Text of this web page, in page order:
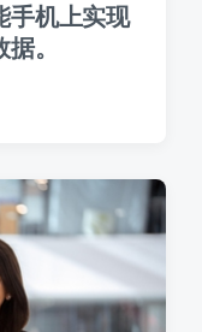
手机上实现
。